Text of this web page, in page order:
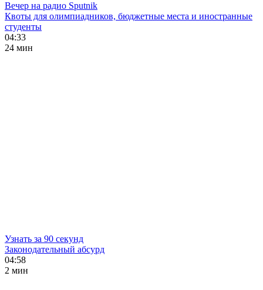
Вечер на радио Sputnik
Квоты для олимпиадников, бюджетные места и иностранные
студенты
04:33
24 мин
Узнать за 90 секунд
Законодательный абсурд
04:58
2 мин